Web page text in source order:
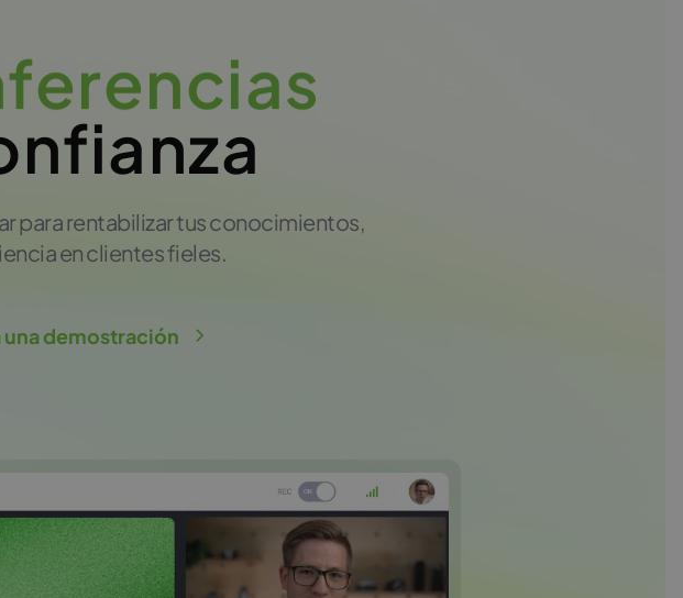
para rentabilizar tus conocimientos,
en clientes fieles.
demostración